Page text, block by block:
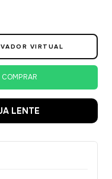
VIRTUAL
LENTE